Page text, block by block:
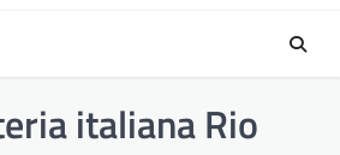
italiana Rio